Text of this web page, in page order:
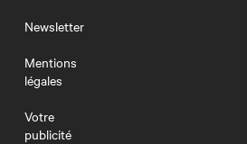
Newsletter
Mentions
légales
Votre
publicité